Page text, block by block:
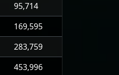
95,714
169,595
283,759
453,996